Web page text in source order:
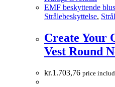
EMF beskyttende
Strålebeskyttelse,
Create Your
Vest Round
kr.1.703,76 price